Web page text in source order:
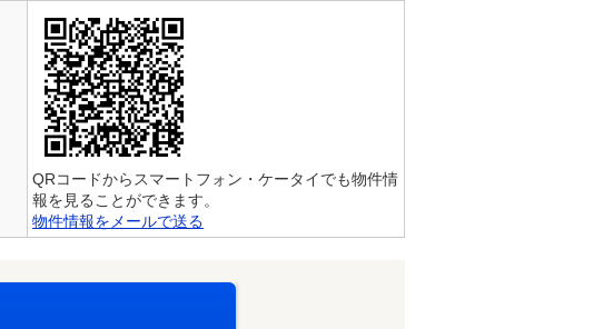
QRコードからスマートフォン・ケータイでも物件情
報を見ることができます。
物件情報をメールで送る